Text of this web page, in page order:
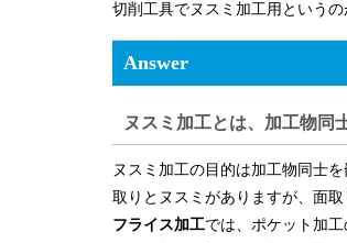
切削工具でヌスミ加工用という
Answer
ヌスミ加工とは、加工物同
ヌスミ加工の目的は加工物同士
取りとヌスミがありますが、面
フライス加工では、ポケット加